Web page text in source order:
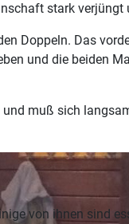
stark
Doppeln. Das
und die beiden
muß sich
von ihnen sind